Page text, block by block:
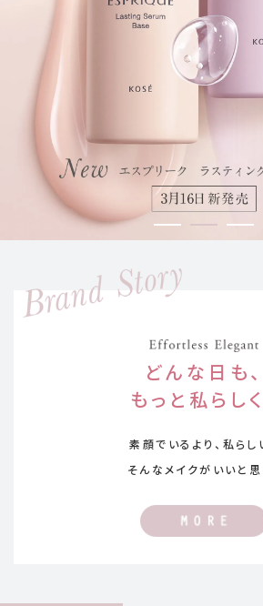
どんな日も、
もっと私らしく
素顔でいるより、私らし
そんなメイクがいいと思